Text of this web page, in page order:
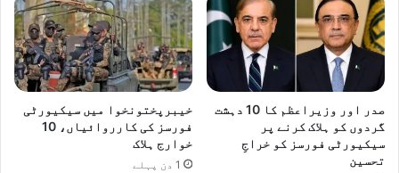
صدر اور وزیراعظم کا 10 دہشت
گردوں کو ہلاک کرنے پر
سیکیورٹی فورسز کو خراجِ
تحسین
خیبرپختونخوا میں سیکیورٹی
فورسز کی کارروائیاں، 10
خوارج ہلاک
1 دن پہلے